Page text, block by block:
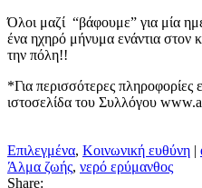
Όλοι μαζί “βάφουμε” για μία
ένα ηχηρό μήνυμα ενάντια στον
την πόλη!!
*Για περισσότερες πληροφορίες
ιστοσελίδα του Συλλόγου
Επιλεγμένα, Κοινωνική ευθύνη |
Άλμα ζωής, νερό ερύμανθος
Share: